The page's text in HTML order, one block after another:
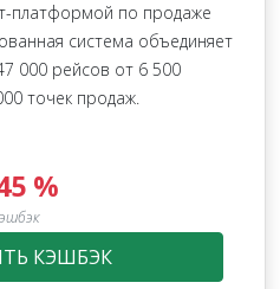
платформой по продаже
система объединяет
000 рейсов от 6 500
точек продаж.
%
КЭШБЭК